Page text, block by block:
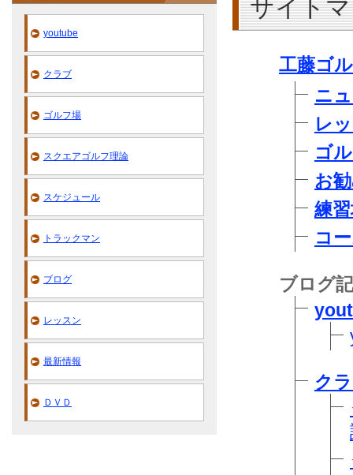
サイト
工藤ゴ
ニ
レ
ゴ
お
練
コ
ブログ
ク
youtube
クラブ
ゴルフ場
スクエアゴルフ理論
スケジュール
トラックマン
ブログ
レッスン
最新情報
ＤＶＤ